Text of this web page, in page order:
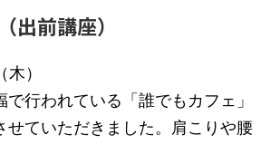
出前講座）
）
で行われている「誰でもカフェ」
せていただきました。肩こりや腰